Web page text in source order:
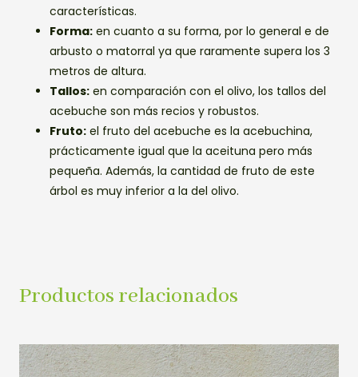
características.
Forma: en cuanto a su forma, por lo general e de
arbusto o matorral ya que raramente supera los 3
metros de altura.
Tallos: en comparación con el olivo, los tallos del
acebuche son más recios y robustos.
Fruto: el fruto del acebuche es la acebuchina,
prácticamente igual que la aceituna pero más
pequeña. Además, la cantidad de fruto de este
árbol es muy inferior a la del olivo.
Productos relacionados